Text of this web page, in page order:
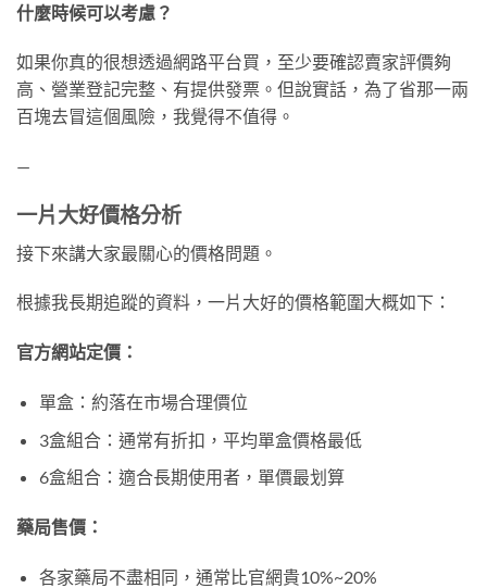
什麼時候可以考慮？
如果你真的很想透過網路平台買，至少要確認賣家評價夠
高、營業登記完整、有提供發票。但說實話，為了省那一兩
百塊去冒這個風險，我覺得不值得。
—
一片大好價格分析
接下來講大家最關心的價格問題。
根據我長期追蹤的資料，一片大好的價格範圍大概如下：
官方網站定價：
單盒：約落在市場合理價位
3盒組合：通常有折扣，平均單盒價格最低
6盒組合：適合長期使用者，單價最划算
藥局售價：
各家藥局不盡相同，通常比官網貴10%~20%